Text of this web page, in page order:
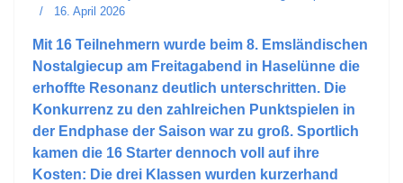
16. April 2026
Mit 16 Teilnehmern wurde beim 8. Emsländischen
Nostalgiecup am Freitagabend in Haselünne die
erhoffte Resonanz deutlich unterschritten. Die
Konkurrenz zu den zahlreichen Punktspielen in
der Endphase der Saison war zu groß. Sportlich
kamen die 16 Starter dennoch voll auf ihre
Kosten: Die drei Klassen wurden kurzerhand